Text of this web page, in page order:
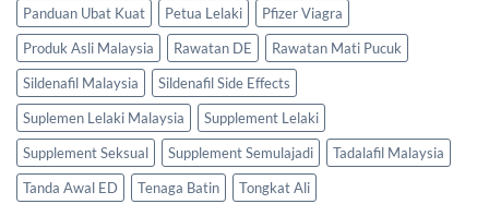
Panduan Ubat Kuat
Petua Lelaki
Pfizer Viagra
Produk Asli Malaysia
Rawatan DE
Rawatan Mati Pucuk
Sildenafil Malaysia
Sildenafil Side Effects
Suplemen Lelaki Malaysia
Supplement Lelaki
Supplement Seksual
Supplement Semulajadi
Tadalafil Malaysia
Tanda Awal ED
Tenaga Batin Tongkat Ali